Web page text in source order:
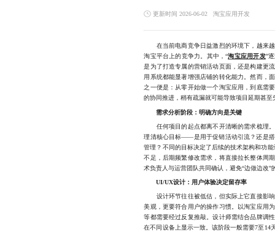
更新时间 2026-06-02 淘宝应用开发
在当前电商竞争日益激烈的环境下，越来越
淘宝平台上的竞争力。其中，“淘宝应用开发”
是为了打造专属的营销活动页面，还是构建更
用系统都能显著增强店铺的转化能力。然而，
之一便是：从零开始做一个淘宝应用，到底需
的协同推进，稍有疏漏就可能导致项目延期甚至
需求分析阶段：明确方向是关键
任何项目的起点都离不开清晰的需求梳理。
理清核心目标——是用于促销活动引流？还是
管理？不同的目标决定了后续的技术架构和功
不足，后期频繁修改需求，将直接拉长整体周
术负责人与运营团队共同确认，避免“边做边改”
UI/UX设计：用户体验决定留存率
设计环节往往被低估，但实际上它直接影响
美观，更要符合用户的操作习惯。以淘宝应用
等都需要经过反复推敲。设计师需结合品牌调
在不同设备上显示一致。该阶段一般需要7至14